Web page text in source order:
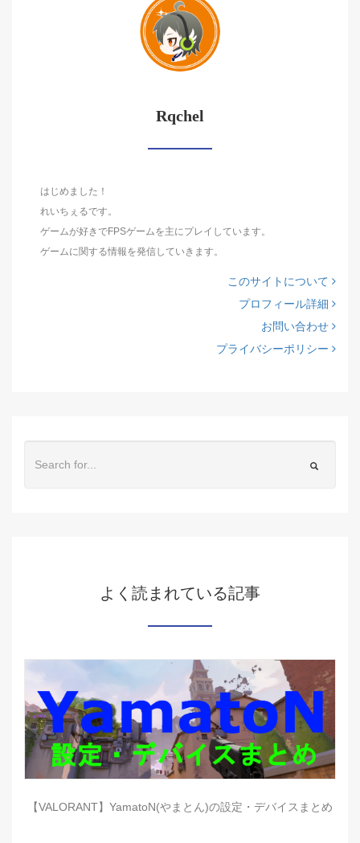
Rqchel
はじめました！
れいちぇるです。
ゲームが好きでFPSゲームを主にプレイしています。
ゲームに関する情報を発信していきます。
このサイトについて
プロフィール詳細
お問い合わせ
プライバシーポリシー
よく読まれている記事
【VALORANT】YamatoN(やまとん)の設定・デバイスまとめ